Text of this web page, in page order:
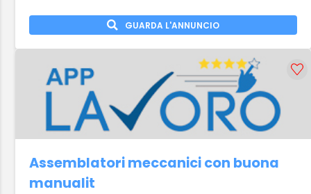
GUARDA L'ANNUNCIO
Assemblatori meccanici con buona
manualit